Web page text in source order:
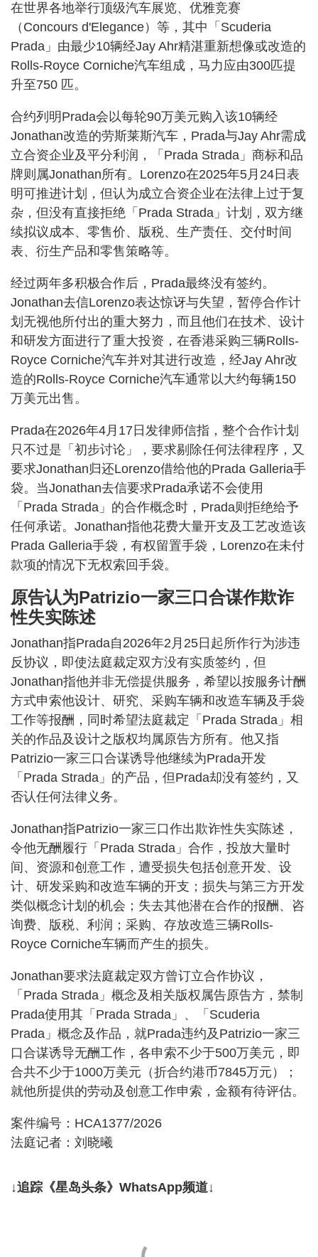
在世界各地举行顶级汽车展览、优雅竞赛
（Concours d'Elegance）等，其中「Scuderia
Prada」由最少10辆经Jay Ahr精湛重新想像或改造的
Rolls-Royce Corniche汽车组成，马力应由300匹提
升至750 匹。
合约列明Prada会以每轮90万美元购入该10辆经
Jonathan改造的劳斯莱斯汽车，Prada与Jay Ahr需成
立合资企业及平分利润，「Prada Strada」商标和品
牌则属Jonathan所有。Lorenzo在2025年5月24日表
明可推进计划，但认为成立合资企业在法律上过于复
杂，但没有直接拒绝「Prada Strada」计划，双方继
续拟议成本、零售价、版税、生产责任、交付时间
表、衍生产品和零售策略等。
经过两年多积极合作后，Prada最终没有签约。
Jonathan去信Lorenzo表达惊讶与失望，暂停合作计
划无视他所付出的重大努力，而且他们在技术、设计
和研发方面进行了重大投资，在香港采购三辆Rolls-
Royce Corniche汽车并对其进行改造，经Jay Ahr改
造的Rolls-Royce Corniche汽车通常以大约每辆150
万美元出售。
Prada在2026年4月17日发律师信指，整个合作计划
只不过是「初步讨论」，要求剔除任何法律程序，又
要求Jonathan归还Lorenzo借给他的Prada Galleria手
袋。当Jonathan去信要求Prada承诺不会使用
「Prada Strada」的合作概念时，Prada则拒绝给予
任何承诺。Jonathan指他花费大量开支及工艺改造该
Prada Galleria手袋，有权留置手袋，Lorenzo在未付
款项的情况下无权索回手袋。
原告认为Patrizio一家三口合谋作欺诈
性失实陈述
Jonathan指Prada自2026年2月25日起所作行为涉违
反协议，即使法庭裁定双方没有实质签约，但
Jonathan指他并非无偿提供服务，希望以按服务计酬
方式申索他设计、研究、采购车辆和改造车辆及手袋
工作等报酬，同时希望法庭裁定「Prada Strada」相
关的作品及设计之版权均属原告方所有。他又指
Patrizio一家三口合谋诱导他继续为Prada开发
「Prada Strada」的产品，但Prada却没有签约，又
否认任何法律义务。
Jonathan指Patrizio一家三口作出欺诈性失实陈述，
令他无酬履行「Prada Strada」合作，投放大量时
间、资源和创意工作，遭受损失包括创意开发、设
计、研发采购和改造车辆的开支；损失与第三方开发
类似概念计划的机会；失去其他潜在合作的报酬、咨
询费、版税、利润；采购、存放改造三辆Rolls-
Royce Corniche车辆而产生的损失。
Jonathan要求法庭裁定双方曾订立合作协议，
「Prada Strada」概念及相关版权属告原告方，禁制
Prada使用其「Prada Strada」、「Scuderia
Prada」概念及作品，就Prada违约及Patrizio一家三
口合谋诱导无酬工作，各申索不少于500万美元，即
合共不少于1000万美元（折合约港币7845万元）；
就他所提供的劳动及创意工作申索，金额有待评估。
案件编号：HCA1377/2026
法庭记者：刘晓曦
↓追踪《星岛头条》WhatsApp频道↓